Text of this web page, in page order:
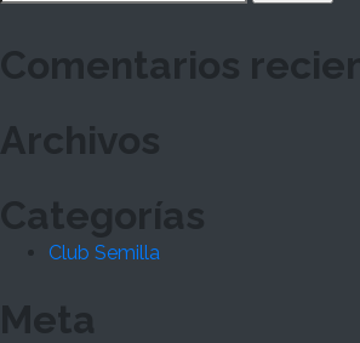
Comentarios
Archivos
Categorías
Club Semilla
Meta